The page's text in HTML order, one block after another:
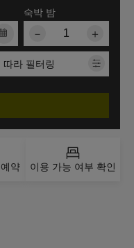
숙박 밤
－
＋
라 필터링
약 이용 가능 여부 확인